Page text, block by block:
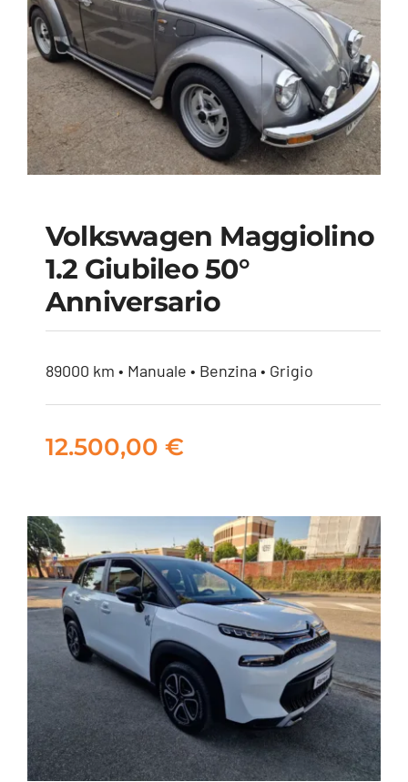
Volkswagen
Maggiolino 1.2
Giubileo 50°
Volkswagen Maggiolino
1.2 Giubileo 50°
Anniversario
89000 km • Manuale • Benzina • Grigio
12.500,00 €